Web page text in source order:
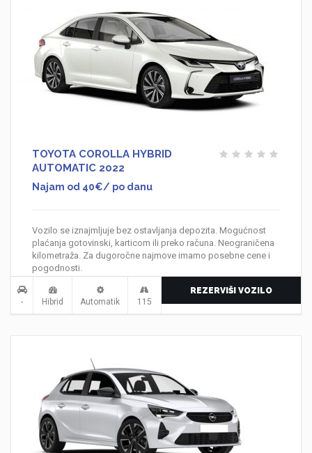
TOYOTA COROLLA HYBRID
AUTOMATIC 2022
Najam od 40€/ po danu
Vozilo se iznajmljuje bez ostavljanja depozita. Mogućnost
plaćanja gotovinski, karticom ili preko računa. Neograničena
kilometraža. Za dugoročne najmove imamo posebne cene i
pogodnosti.
- Hibrid Automatik 115
REZERVIŠI VOZILO